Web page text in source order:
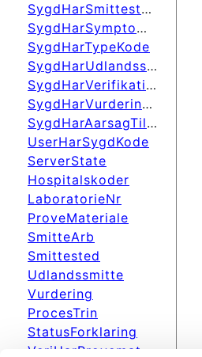
SygdHarSmittestedKode
SygdHarSymptomerKode
SygdHarTypeKode
SygdHarUdlandssmitteKode
SygdHarVerifikationKode
SygdHarVurderingKode
SygdHarAarsagTilUndersKode
UserHarSygdKode
ServerState
Hospitalskoder
LaboratorieNr
ProveMateriale
SmitteArb
Smittested
Udlandssmitte
Vurdering
ProcesTrin
StatusForklaring
VeriHarProvematKode